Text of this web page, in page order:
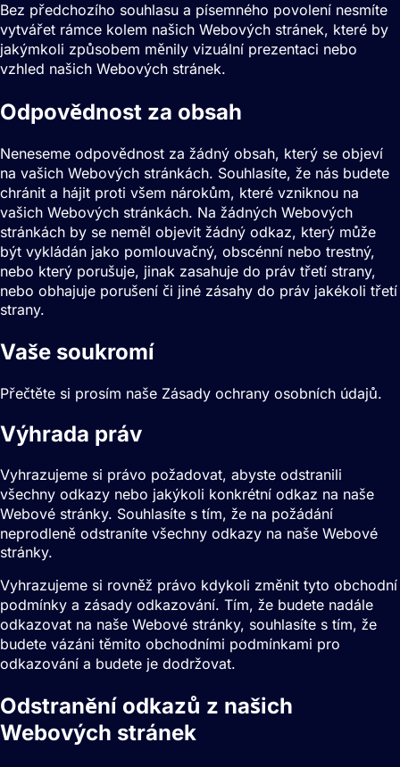
Bez předchozího souhlasu a písemného povolení nesmíte
vytvářet rámce kolem našich Webových stránek, které by
jakýmkoli způsobem měnily vizuální prezentaci nebo
vzhled našich Webových stránek.
Odpovědnost za obsah
Neneseme odpovědnost za žádný obsah, který se objeví
na vašich Webových stránkách. Souhlasíte, že nás budete
chránit a hájit proti všem nárokům, které vzniknou na
vašich Webových stránkách. Na žádných Webových
stránkách by se neměl objevit žádný odkaz, který může
být vykládán jako pomlouvačný, obscénní nebo trestný,
nebo který porušuje, jinak zasahuje do práv třetí strany,
nebo obhajuje porušení či jiné zásahy do práv jakékoli třetí
strany.
Vaše soukromí
Přečtěte si prosím naše Zásady ochrany osobních údajů.
Výhrada práv
Vyhrazujeme si právo požadovat, abyste odstranili
všechny odkazy nebo jakýkoli konkrétní odkaz na naše
Webové stránky. Souhlasíte s tím, že na požádání
neprodleně odstraníte všechny odkazy na naše Webové
stránky.
Vyhrazujeme si rovněž právo kdykoli změnit tyto obchodní
podmínky a zásady odkazování. Tím, že budete nadále
odkazovat na naše Webové stránky, souhlasíte s tím, že
budete vázáni těmito obchodními podmínkami pro
odkazování a budete je dodržovat.
Odstranění odkazů z našich
Webových stránek